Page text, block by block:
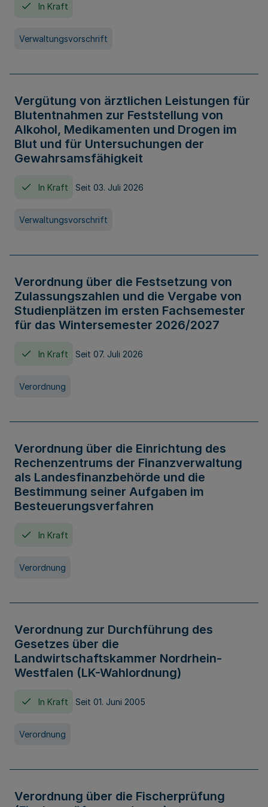
In Kraft
Verwaltungsvorschrift
Vergütung von ärztlichen Leistungen für
Blutentnahmen zur Feststellung von
Alkohol, Medikamenten und Drogen im
Blut und für Untersuchungen der
Gewahrsamsfähigkeit
In Kraft Seit 03. Juli 2026
Verwaltungsvorschrift
Verordnung über die Festsetzung von
Zulassungszahlen und die Vergabe von
Studienplätzen im ersten Fachsemester
für das Wintersemester 2026/2027
In Kraft Seit 07. Juli 2026
Verordnung
Verordnung über die Einrichtung des
Rechenzentrums der Finanzverwaltung
als Landesfinanzbehörde und die
Bestimmung seiner Aufgaben im
Besteuerungsverfahren
In Kraft
Verordnung
Verordnung zur Durchführung des
Gesetzes über die
Landwirtschaftskammer Nordrhein-
Westfalen (LK-Wahlordnung)
In Kraft Seit 01. Juni 2005
Verordnung
Verordnung über die Fischerprüfung